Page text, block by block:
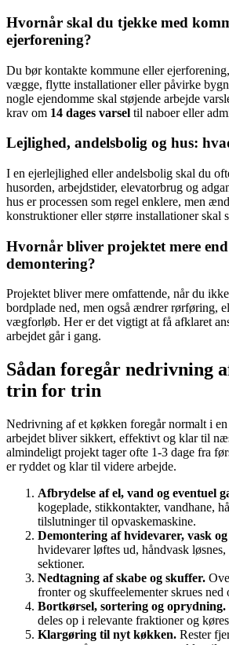
Hvornår skal du tjekke med
ejerforening?
Du bør kontakte kommune eller
vægge, flytte installationer eller påvirke
nogle ejendomme skal støjende arbejde
krav om 14 dages varsel til naboer eller
Lejlighed, andelsbolig og hus:
I en ejerlejlighed eller andelsbolig skal du
husorden, arbejdstider, elevatorbrug og
hus er processen som regel enklere, men
konstruktioner eller større installationer skal
Hvornår bliver projektet mere
demontering?
Projektet bliver mere omfattende, når du
bordplade ned, men også ændrer rørføring,
vægforløb. Her er det vigtigt at få afklaret
arbejdet går i gang.
Sådan foregår nedrivning
trin for trin
Nedrivning af et køkken foregår normalt i
arbejdet bliver sikkert, effektivt og klar til
almindeligt projekt tager ofte 1-3 dage fra
er ryddet og klar til videre arbejde.
Afbrydelse af el, vand og eventuel
kogeplade, stikkontakter, vandhane,
tilslutninger til opvaskemaskine.
Demontering af hvidevarer, vask
hvidevarer løftes ud, håndvask
sektioner.
Nedtagning af skabe og skuffer.
fronter og skuffeelementer skrues ned
Bortkørsel, sortering og oprydning.
deles op i relevante fraktioner og
Klargøring til nyt køkken. Rester